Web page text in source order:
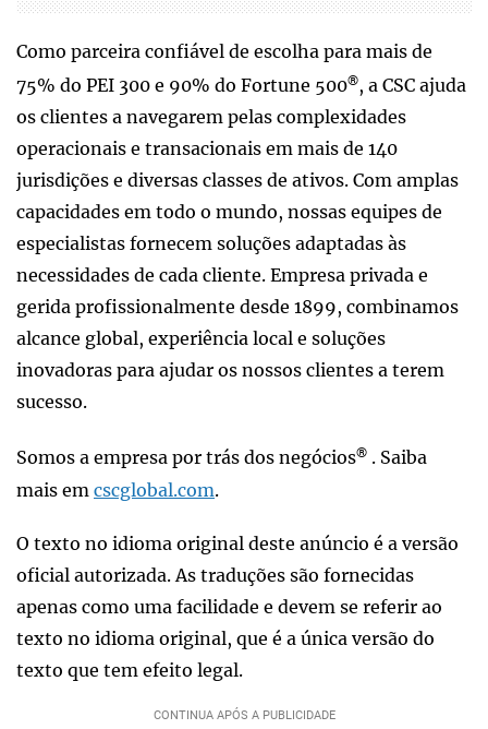
Como parceira confiável de escolha para mais de
75% do PEI 300 e 90% do Fortune 500®, a CSC ajuda
os clientes a navegarem pelas complexidades
operacionais e transacionais em mais de 140
jurisdições e diversas classes de ativos. Com amplas
capacidades em todo o mundo, nossas equipes de
especialistas fornecem soluções adaptadas às
necessidades de cada cliente. Empresa privada e
gerida profissionalmente desde 1899, combinamos
alcance global, experiência local e soluções
inovadoras para ajudar os nossos clientes a terem
sucesso.
Somos a empresa por trás dos negócios® . Saiba
mais em cscglobal.com.
O texto no idioma original deste anúncio é a versão
oficial autorizada. As traduções são fornecidas
apenas como uma facilidade e devem se referir ao
texto no idioma original, que é a única versão do
texto que tem efeito legal.